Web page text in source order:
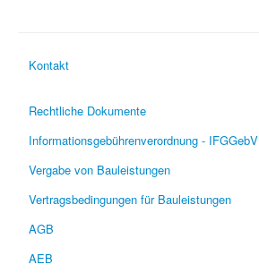
Kontakt
Rechtliche Dokumente
Informationsgebührenverordnung - IFGGebV
Vergabe von Bauleistungen
Vertragsbedingungen für Bauleistungen
AGB
AEB